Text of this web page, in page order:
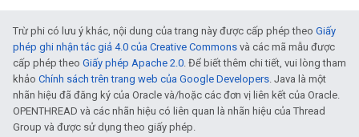
Trừ phi có lưu ý khác, nội dung của trang này được cấp phép theo Giấy
phép ghi nhận tác giả 4.0 của Creative Commons và các mã mẫu được
cấp phép theo Giấy phép Apache 2.0. Để biết thêm chi tiết, vui lòng tham
khảo Chính sách trên trang web của Google Developers. Java là một
nhãn hiệu đã đăng ký của Oracle và/hoặc các đơn vị liên kết của Oracle.
OPENTHREAD và các nhãn hiệu có liên quan là nhãn hiệu của Thread
Group và được sử dụng theo giấy phép.